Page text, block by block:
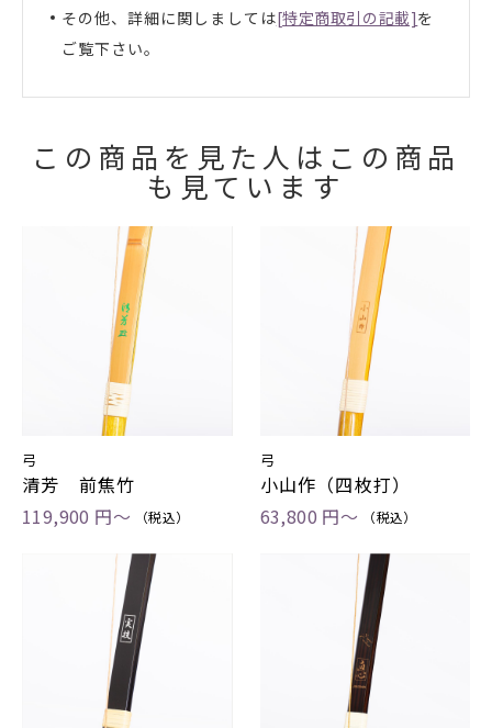
お買い物を続ける カートへ進む
その他、詳細に関しましては[特定商取引の記載]を
ご覧下さい。
この商品を見た人はこの商品
も見ています
弓
清芳 前焦竹
119,900 円〜
（税込）
弓
小山作（四枚打）
63,800 円〜
（税込）